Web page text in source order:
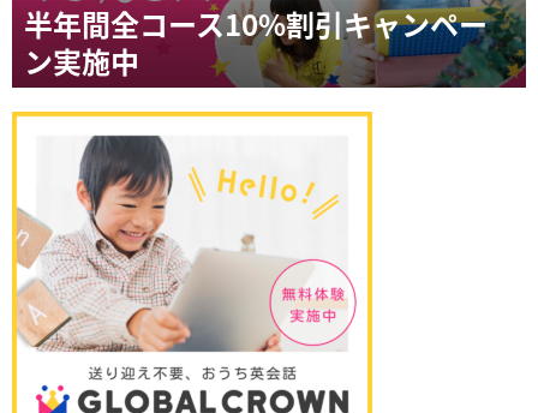
半年間全コース10%割引キャンペー
ン実施中